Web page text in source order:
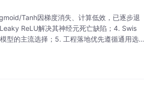
Tanh因梯度消失、计算低效，已逐步退
ReLU解决其神经元死亡缺陷；4. Swis
型的主流选择；5. 工程落地优先遵循通用选型